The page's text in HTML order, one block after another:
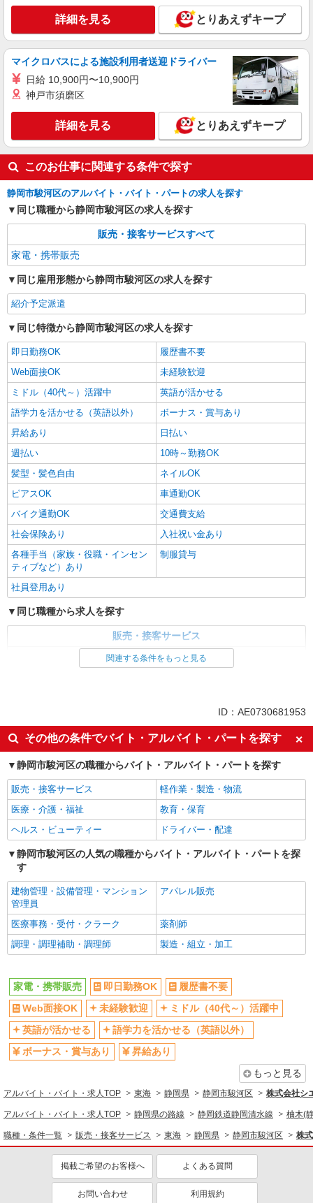
+゜ 入社祝い金10万円支給(規定有) お友達を紹介
頂くと, インセンティブ支給(規定有) ★月2回払
い・週払い可能（規程有）★ ゜・。○。・゜
+゜・。○。・゜+゜
静岡県静岡市駿河区のdocomoショップ
キープ 詳細を見る
派遣社員
株式会社シエロ
スマホ携帯販売【ソフトバンク】
時給1600円〜 ※別途インセンティブ、職能評
価制度あり ※残業代支給 ★交通費別途支給（規定
あり） ゜+゜・。○。・゜+゜・。○。・゜+゜ 入
社祝い金10万円支給(規定有) お友達を紹介頂くと,
インセンティブ支給(規定有) ★月2回払い・週払い
可能（規程有）★ ゜・。○。・゜+゜・。○。・゜
+゜
静岡県静岡市駿河区の家電量販店
キープ 詳細を見る
詳細を見る とりあえずキープ
マイクロバスによる施設利用者送迎ドライバー
日給 10,900円〜10,900円
神戸市須磨区
詳細を見る とりあえずキープ
このお仕事に関連する条件で探す
静岡市駿河区のアルバイト・バイト・パートの求人を探す
同じ職種から静岡市駿河区の求人を探す
販売・接客サービスすべて
家電・携帯販売
同じ雇用形態から静岡市駿河区の求人を探す
紹介予定派遣
同じ特徴から静岡市駿河区の求人を探す
即日勤務OK
履歴書不要
Web面接OK
未経験歓迎
ミドル（40代～）活躍中
英語が活かせる
語学力を活かせる（英語以外）
ボーナス・賞与あり
昇給あり
日払い
週払い
10時～勤務OK
髪型・髪色自由
ネイルOK
ピアスOK
車通勤OK
バイク通勤OK
交通費支給
社会保険あり
入社祝い金あり
各種手当（家族・役職・インセン
ティブなど）あり
制服貸与
社員登用あり
同じ職種から求人を探す
販売・接客サービス
英語が活かせる
ボーナス・賞与あり
日払い
車通勤OK
交通費支給
社会保険あり
社員登用あり
関連する条件をもっと見る
ID：AE0730681953
その他の条件でバイト・アルバイト・パートを探す
静岡市駿河区の職種からバイト・アルバイト・パートを探す
販売・接客サービス
軽作業・製造・物流
医療・介護・福祉
教育・保育
ヘルス・ビューティー
ドライバー・配達
静岡市駿河区の人気の職種からバイト・アルバイト・パートを探
す
建物管理・設備管理・マンション
管理員
アパレル販売
医療事務・受付・クラーク
薬剤師
調理・調理補助・調理師
製造・組立・加工
家電・携帯販売 即日勤務OK
履歴書不要
Web面接OK
未経験歓迎
ミドル（40代～）活躍中
英語が活かせる
語学力を活かせる（英語以外）
ボーナス・賞与あり
昇給あり
もっと見る
アルバイト・バイト・求人TOP 東海 静岡県 静岡市駿河区 株式会社シ
アルバイト・バイト・求人TOP 静岡県の路線 静岡鉄道静岡清水線 柚木(
職種・条件一覧 販売・接客サービス 東海 静岡県 静岡市駿河区 株
掲載ご希望のお客様へ よくある質問
お問い合わせ 利用規約